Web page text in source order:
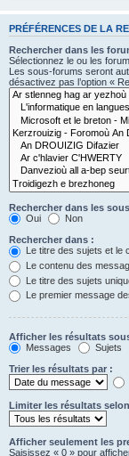
PRÉFÉRENCES DE LA
Rechercher dans les
Sélectionnez le ou les
Les sous-forums seront
désactivez pas l’option «
Rechercher dans les
Oui
Non
Rechercher dans :
Le titre des sujets et le
Le contenu des
Le titre des sujets
Le premier message
Afficher les résultats
Messages
Sujets
Trier les résultats par :
Limiter les résultats
Afficher seulement les
Saisissez « 0 » pour